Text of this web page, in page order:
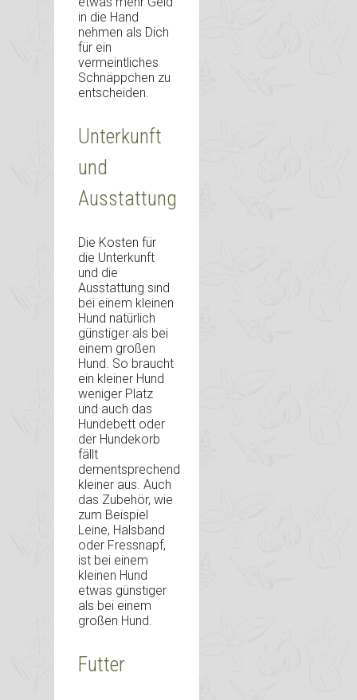
in die Hand
nehmen als Dich
für ein
vermeintliches
Schnäppchen zu
entscheiden.
Unterkunft
und
Ausstattung
Die Kosten für
die Unterkunft
und die
Ausstattung sind
bei einem kleinen
Hund natürlich
günstiger als bei
einem großen
Hund. So braucht
ein kleiner Hund
weniger Platz
und auch das
Hundebett oder
der Hundekorb
fällt
dementsprechend
kleiner aus. Auch
das Zubehör, wie
zum Beispiel
Leine, Halsband
oder Fressnapf,
ist bei einem
kleinen Hund
etwas günstiger
als bei einem
großen Hund.
Futter